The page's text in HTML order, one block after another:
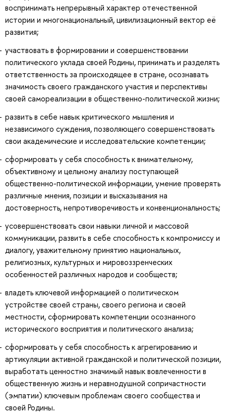
воспринимать непрерывный характер отечественной
истории и многонациональный, цивилизационный вектор её
развития;
участвовать в формировании и совершенствовании
политического уклада своей Родины, принимать и разделять
ответственность за происходящее в стране, осознавать
значимость своего гражданского участия и перспективы
своей самореализации в общественно-политической жизни;
развить в себе навык критического мышления и
независимого суждения, позволяющего совершенствовать
свои академические и исследовательские компетенции;
сформировать у себя способность к внимательному,
объективному и цельному анализу поступающей
общественно-политической информации, умение проверять
различные мнения, позиции и высказывания на
достоверность, непротиворечивость и конвенциональность;
усовершенствовать свои навыки личной и массовой
коммуникации, развить в себе способность к компромиссу и
диалогу, уважительному принятию национальных,
религиозных, культурных и мировоззренческих
особенностей различных народов и сообществ;
владеть ключевой информацией о политическом
устройстве своей страны, своего региона и своей
местности, сформировать компетенции осознанного
исторического восприятия и политического анализа;
сформировать у себя способность к агрегированию и
артикуляции активной гражданской и политической позиции,
выработать ценностно значимый навык вовлеченности в
общественную жизнь и неравнодушной сопричастности
(эмпатии) ключевым проблемам своего сообщества и
своей Родины.